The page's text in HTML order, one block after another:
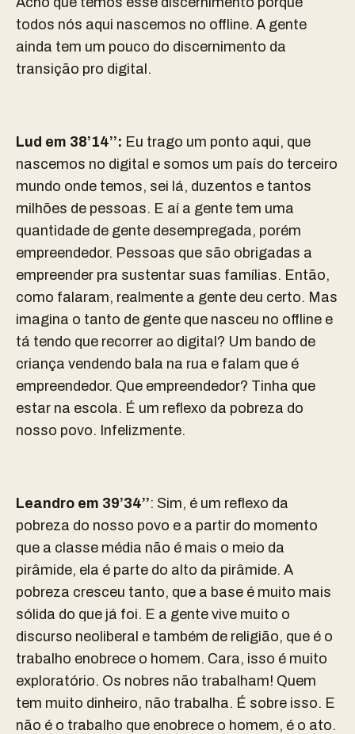
todos nós aqui nascemos no offline. A gente
ainda tem um pouco do discernimento da
transição pro digital.
Lud em 38’14’’: Eu trago um ponto aqui, que
nascemos no digital e somos um país do terceiro
mundo onde temos, sei lá, duzentos e tantos
milhões de pessoas. E aí a gente tem uma
quantidade de gente desempregada, porém
empreendedor. Pessoas que são obrigadas a
empreender pra sustentar suas famílias. Então,
como falaram, realmente a gente deu certo. Mas
imagina o tanto de gente que nasceu no offline e
tá tendo que recorrer ao digital? Um bando de
criança vendendo bala na rua e falam que é
empreendedor. Que empreendedor? Tinha que
estar na escola. É um reflexo da pobreza do
nosso povo. Infelizmente.
Leandro em 39’34’’: Sim, é um reflexo da
pobreza do nosso povo e a partir do momento
que a classe média não é mais o meio da
pirâmide, ela é parte do alto da pirâmide. A
pobreza cresceu tanto, que a base é muito mais
sólida do que já foi. E a gente vive muito o
discurso neoliberal e também de religião, que é o
trabalho enobrece o homem. Cara, isso é muito
exploratório. Os nobres não trabalham! Quem
tem muito dinheiro, não trabalha. É sobre isso. E
não é o trabalho que enobrece o homem, é o ato.